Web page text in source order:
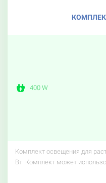
400 W
Комплект освещения для
Вт. Комплект может